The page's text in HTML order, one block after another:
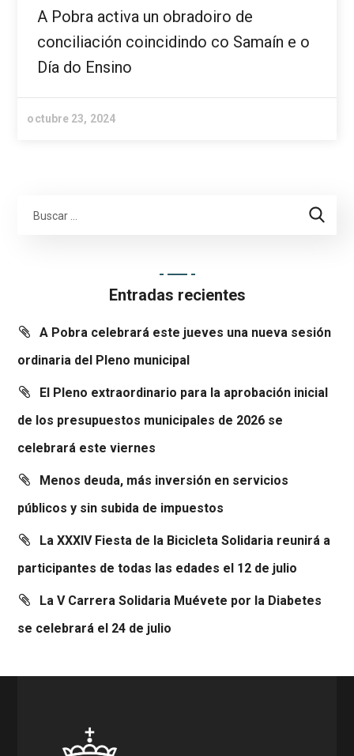
A Pobra activa un obradoiro de
conciliación coincidindo co Samaín e o
Día do Ensino
octubre 23, 2024
Entradas recientes
A Pobra celebrará este jueves una nueva sesión
ordinaria del Pleno municipal
El Pleno extraordinario para la aprobación inicial
de los presupuestos municipales de 2026 se
celebrará este viernes
Menos deuda, más inversión en servicios
públicos y sin subida de impuestos
La XXXIV Fiesta de la Bicicleta Solidaria reunirá a
participantes de todas las edades el 12 de julio
La V Carrera Solidaria Muévete por la Diabetes
se celebrará el 24 de julio